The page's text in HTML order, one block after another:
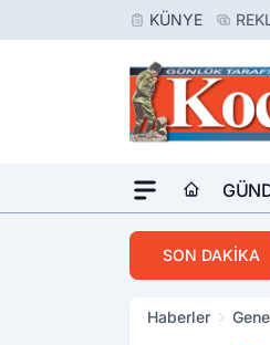
KÜNYE
SON DAKİKA
Haberler